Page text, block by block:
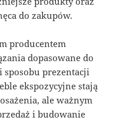
do zakupów.
producentem
dopasowane do
prezentacji
ekspozycyjne stają
ale ważnym
i budowanie